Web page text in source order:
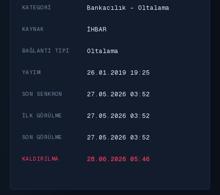
KATEGORI Bankacılık - Oltalama
KAYNAK İHBAR
BAĞLANTI TIPI Oltalama
YAYIM 26.01.2019 19:25
SON SENKRON 27.05.2026 03:52
İLK GÖRÜLME 27.05.2026 03:52
SON GÖRÜLME 27.05.2026 03:52
KALDIRILMA 28.06.2026 05:46